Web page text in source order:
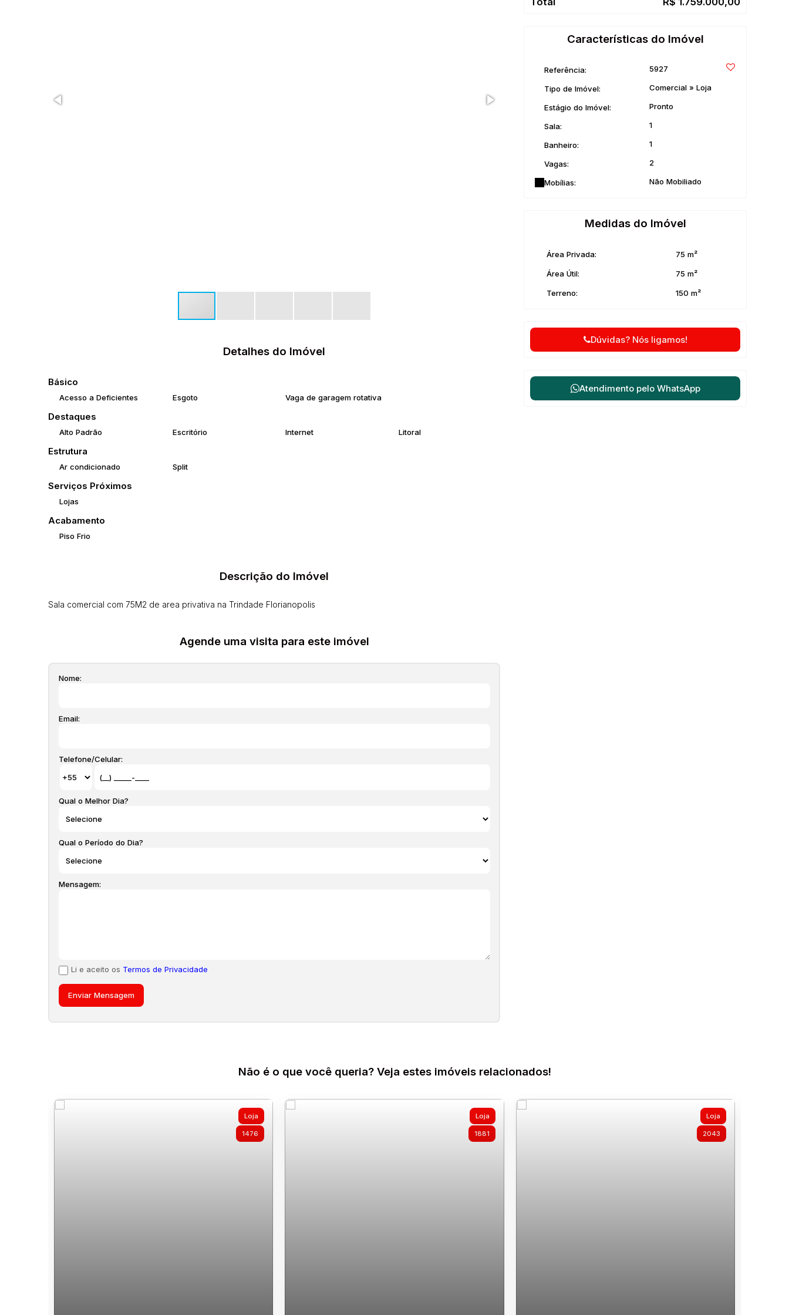
Detalhes do Imóvel
Básico
Acesso a Deficientes Esgoto Vaga de garagem rotativa
Destaques
Alto Padrão Escritório Internet Litoral
Estrutura
Ar condicionado Split
Serviços Próximos
Lojas
Acabamento
Piso Frio
Descrição do Imóvel
Sala comercial com 75M2 de area privativa na Trindade Florianopolis
Agende uma visita para este imóvel
Nome:
Email:
Telefone/Celular:
Qual o Melhor Dia?
Qual o Período do Dia?
Mensagem:
Li e aceito os Termos de Privacidade
Características do Imóvel
Referência: 5927
Tipo de Imóvel: Comercial » Loja
Estágio do Imóvel: Pronto
Sala: 1
Banheiro: 1
Vagas: 2
Mobílias: Não Mobiliado
Medidas do Imóvel
Área Privada: 75 m²
Área Útil: 75 m²
Terreno: 150 m²
Dúvidas? Nós ligamos!
Atendimento pelo WhatsApp
Não é o que você queria? Veja estes imóveis relacionados!
Loja
1476
Loja
1881
Loja
2043